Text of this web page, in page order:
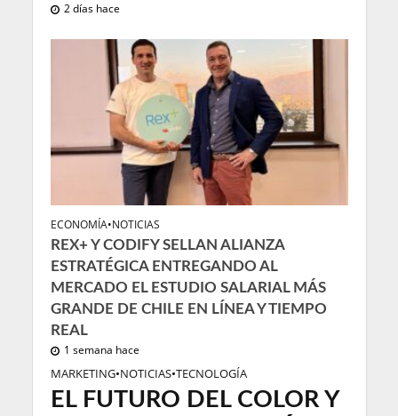
2 días hace
ECONOMÍA•NOTICIAS
REX+ Y CODIFY SELLAN ALIANZA
ESTRATÉGICA ENTREGANDO AL
MERCADO EL ESTUDIO SALARIAL MÁS
GRANDE DE CHILE EN LÍNEA Y TIEMPO
REAL
1 semana hace
MARKETING•NOTICIAS•TECNOLOGÍA
EL FUTURO DEL COLOR Y